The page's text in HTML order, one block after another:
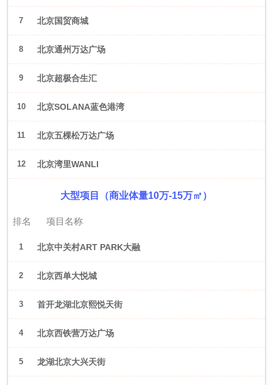
7 北京国贸商城
8 北京通州万达广场
9 北京超极合生汇
10 北京SOLANA蓝色港湾
11 北京五棵松万达广场
12 北京湾里WANLI
大型项目（商业体量10万-15万㎡）
排名 项目名称
1 北京中关村ART PARK大融
城
2 北京西单大悦城
3 首开龙湖北京熙悦天街
4 北京西铁营万达广场
5 龙湖北京大兴天街